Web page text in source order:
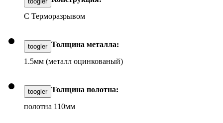
С Терморазрывом
toogler Толщина металла:
1.5мм (металл оцинкованый)
toogler Толщина полотна:
полотна 110мм